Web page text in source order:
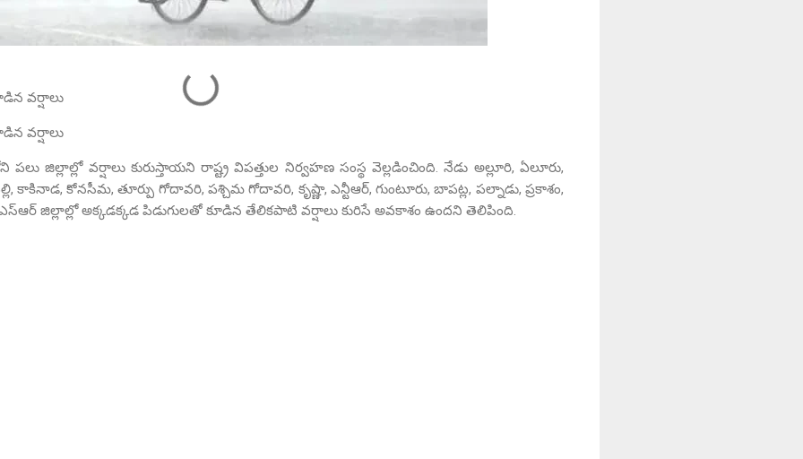
వర్షాలు
వర్షాలు
ప‌లు జిల్లాల్లో వ‌ర్షాలు కురుస్తాయ‌ని రాష్ట్ర విప‌త్తుల నిర్వ‌హ‌ణ సంస్థ వెల్ల‌డించింది. నేడు అల్లూరి, ఏలూరు,
కాకినాడ, కోనసీమ, తూర్పు గోదావరి, పశ్చిమ గోదావరి, కృష్ణా, ఎన్టీఆర్, గుంటూరు, బాపట్ల, పల్నాడు, ప్రకాశం,
జిల్లాల్లో అక్కడక్కడ పిడుగులతో కూడిన తేలికపాటి వర్షాలు కురిసే అవకాశం ఉందని తెలిపింది.